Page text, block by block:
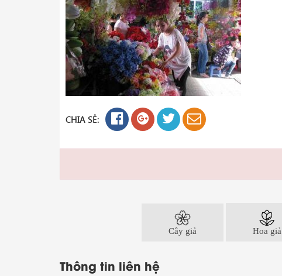
CHIA SẺ:
Cây giả Hoa giả
Thông tin liên hệ